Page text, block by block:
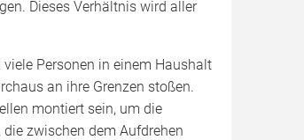
Dieses Verhältnis wird aller
Personen in einem Haushalt
an ihre Grenzen stoßen.
montiert sein, um die
zwischen dem Aufdrehen